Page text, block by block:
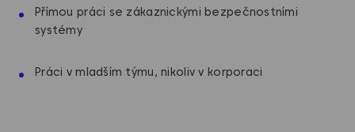
Přímou práci se zákaznickými bezpečnostními
systémy
Práci v mladším týmu, nikoliv v korporaci